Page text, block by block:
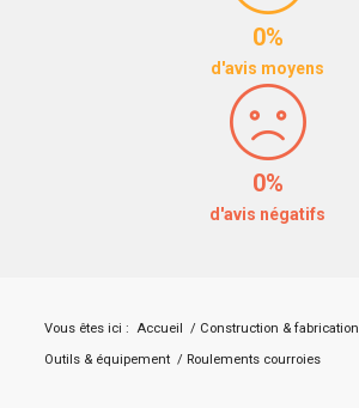
0%
d'avis moyens
0%
d'avis négatifs
Vous êtes ici : Accueil / Construction & fabrication
Outils & équipement / Roulements courroies